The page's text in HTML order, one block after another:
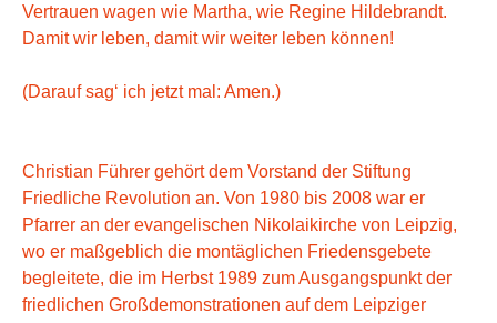
Vertrauen wagen wie Martha, wie Regine Hildebrandt.
Damit wir leben, damit wir weiter leben können!
(Darauf sag‘ ich jetzt mal: Amen.)
Christian Führer gehört dem Vorstand der Stiftung
Friedliche Revolution an. Von 1980 bis 2008 war er
Pfarrer an der evangelischen Nikolaikirche von Leipzig,
wo er maßgeblich die montäglichen Friedensgebete
begleitete, die im Herbst 1989 zum Ausgangspunkt der
friedlichen Großdemonstrationen auf dem Leipziger